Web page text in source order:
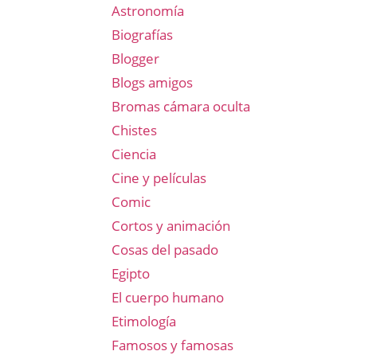
Astronomía
Biografías
Blogger
Blogs amigos
Bromas cámara oculta
Chistes
Ciencia
Cine y películas
Comic
Cortos y animación
Cosas del pasado
Egipto
El cuerpo humano
Etimología
Famosos y famosas